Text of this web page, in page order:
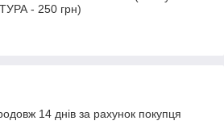
- 250 грн)
14 днів за рахунок покупця